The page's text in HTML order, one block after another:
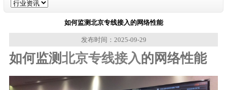
如何监测北京专线接入的网络性能
发布时间：2025-09-29
如何监测北京专线接入的网络性能